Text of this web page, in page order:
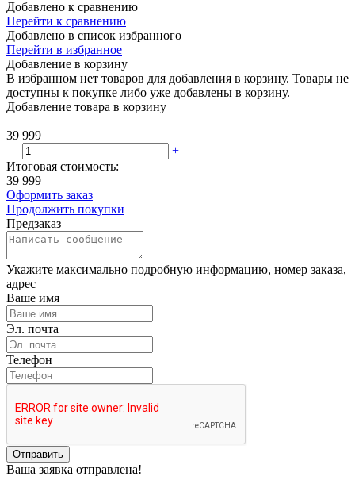
Добавлено к сравнению
Перейти к сравнению
Добавлено в список избранного
Перейти в избранное
Добавление в корзину
В избранном нет товаров для добавления в корзину. Товары не
доступны к покупке либо уже добавлены в корзину.
Добавление товара в корзину
39 999
—
+
Итоговая стоимость:
39 999
Оформить заказ
Продолжить покупки
Предзаказ
Укажите максимально подробную информацию, номер заказа,
адрес
Ваше имя
Эл. почта
Телефон
Отправить
Ваша заявка отправлена!